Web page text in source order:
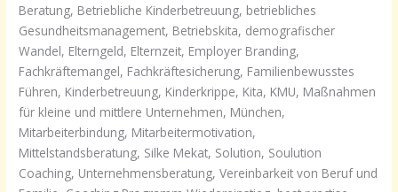
Beratung, Betriebliche Kinderbetreuung, betriebliches
Gesundheitsmanagement, Betriebskita, demografischer
Wandel, Elterngeld, Elternzeit, Employer Branding,
Fachkräftemangel, Fachkräftesicherung, Familienbewusstes
Führen, Kinderbetreuung, Kinderkrippe, Kita, KMU, Maßnahmen
für kleine und mittlere Unternehmen, München,
Mitarbeiterbindung, Mitarbeitermotivation,
Mittelstandsberatung, Silke Mekat, Solution, Soulution
Coaching, Unternehmensberatung, Vereinbarkeit von Beruf und